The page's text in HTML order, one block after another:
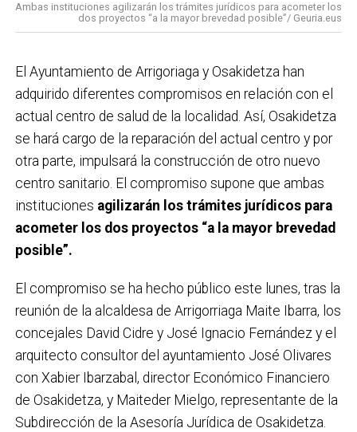
Ambas instituciones agilizarán los trámites jurídicos para acometer los
dos proyectos “a la mayor brevedad posible”/ Geuria.eus
El Ayuntamiento de Arrigoriaga y Osakidetza han
adquirido diferentes compromisos en relación con el
actual centro de salud de la localidad. Así, Osakidetza
se hará cargo de la reparación del actual centro y por
otra parte, impulsará la construcción de otro nuevo
centro sanitario. El compromiso supone que ambas
instituciones agilizarán los trámites jurídicos para
acometer los dos proyectos “a la mayor brevedad
posible”.
El compromiso se ha hecho público este lunes, tras la
reunión de la alcaldesa de Arrigorriaga Maite Ibarra, los
concejales David Cidre y José Ignacio Fernández y el
arquitecto consultor del ayuntamiento José Olivares
con Xabier Ibarzabal, director Económico Financiero
de Osakidetza, y Maiteder Mielgo, representante de la
Subdirección de la Asesoría Jurídica de Osakidetza.